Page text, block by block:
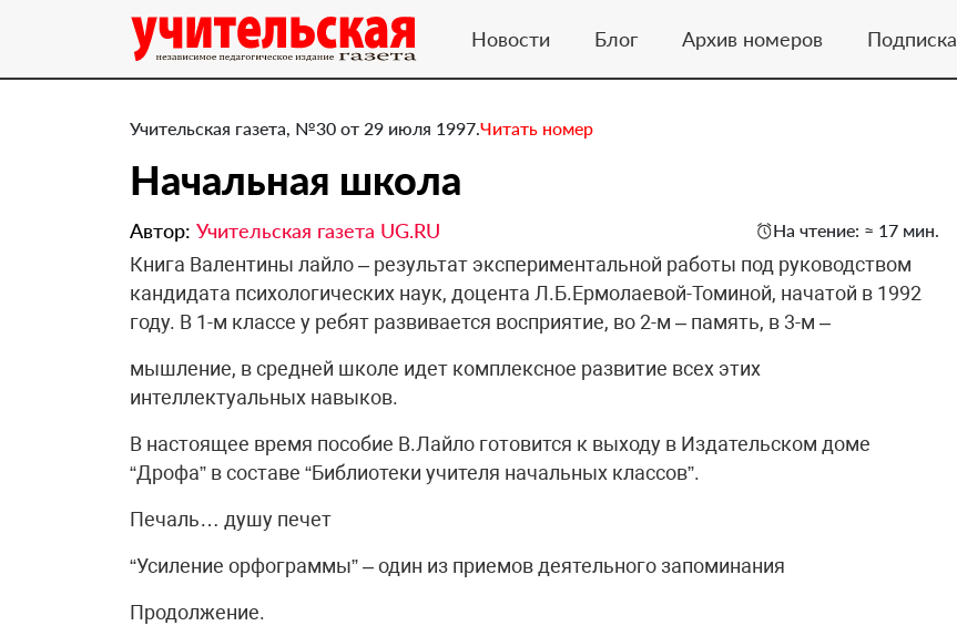
Новости Блог Архив номеров Подписка
Учительская газета, №30 от 29 июля 1997.Читать номер
Начальная школа
Автор: Учительская газета UG.RU На чтение: ≈ 17 мин.
Книга Валентины лайло – результат экспериментальной работы под руководством
кандидата психологических наук, доцента Л.Б.Ермолаевой-Томиной, начатой в 1992
году. В 1-м классе у ребят развивается восприятие, во 2-м – память, в 3-м –
мышление, в средней школе идет комплексное развитие всех этих
интеллектуальных навыков.
В настоящее время пособие В.Лайло готовится к выходу в Издательском доме
“Дрофа” в составе “Библиотеки учителя начальных классов”.
Печаль… душу печет
“Усиление орфограммы” – один из приемов деятельного запоминания
Продолжение.